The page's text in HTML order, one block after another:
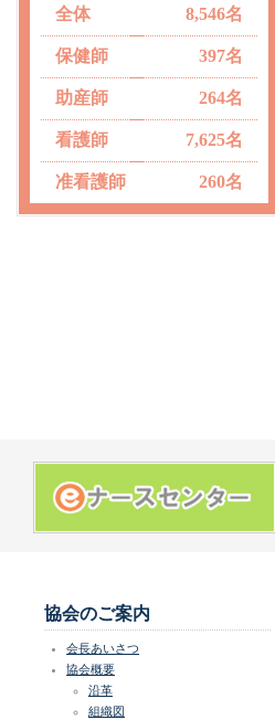
全体 8,546名
保健師 397名
助産師 264名
看護師 7,625名
准看護師 260名
協会のご案内
会長あいさつ
協会概要
沿革
組織図